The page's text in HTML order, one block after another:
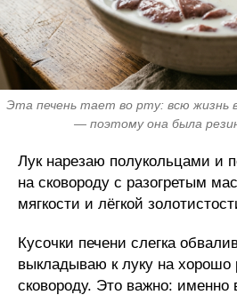
Эта печень тает во рту: всю жизнь
— поэтому она была
Лук нарезаю полукольцами и
на сковороду с разогретым
мягкости и лёгкой
Кусочки печени слегка
выкладываю к луку на хорошо
сковороду. Это важно: именно